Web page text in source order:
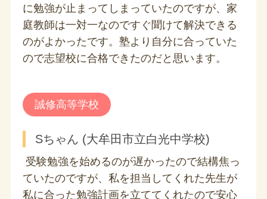
に勉強が止まってしまっていたのですが、家
庭教師は一対一なのですぐ聞けて解決できる
のがよかったです。塾より自分に合っていた
ので志望校に合格できたのだと思います。
誠修高等学校
Sちゃん (大牟田市立白光中学校)
受験勉強を始めるのが遅かったので結構焦っ
ていたのですが、私を担当してくれた先生が
私に合った勉強計画を立ててくれたので安心